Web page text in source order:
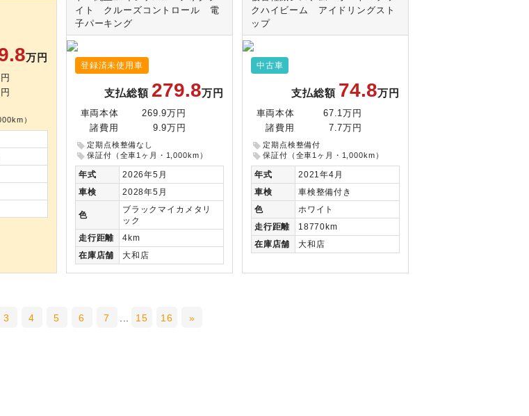
万円
）
イト クルーズコントロール 電
子パーキング
登録済未使用車
支払総額 279.8万円
車両本体
269.9万円
諸費用
9.9万円
定期点検整備なし
保証付（全車1ヶ月・1,000km）
年式
2026年5月
車検
2028年5月
色
ブラックマイカメタリ
ック
走行距離
4km
在庫店舗 大和店
クハイビーム アイドリングスト
ップ
中古車
支払総額 74.8万円
車両本体
67.1万円
諸費用
7.7万円
定期点検整備付
保証付（全車1ヶ月・1,000km）
年式
2021年4月
車検
車検整備付き
色
ホワイト
走行距離
18770km
在庫店舗 大和店
3 4 5 6 7 15 16 »